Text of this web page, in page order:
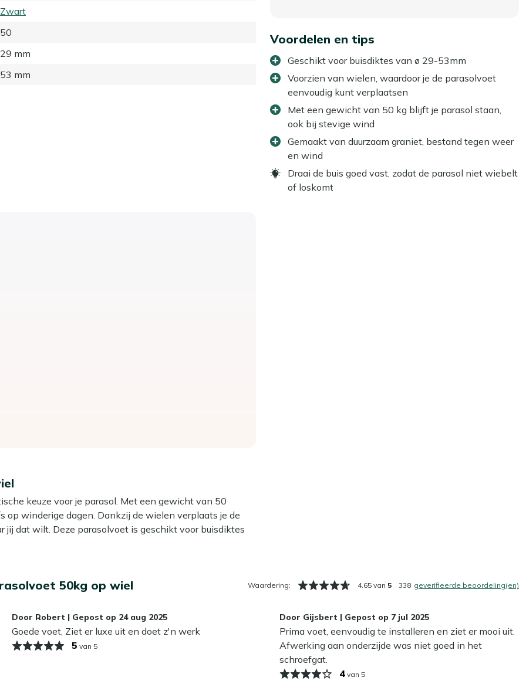
Zwart
50
29 mm
53 mm
Voordelen en tips
Geschikt voor buisdiktes van ø 29-53mm
Voorzien van wielen, waardoor je de parasolvoet
eenvoudig kunt verplaatsen
Met een gewicht van 50 kg blijft je parasol staan,
ook bij stevige wind
Gemaakt van duurzaam graniet, bestand tegen weer
en wind
Draai de buis goed vast, zodat de parasol niet wiebelt
of loskomt
keuze voor je parasol. Met een gewicht van 50
winderige dagen. Dankzij de wielen verplaats je de
jij dat wilt. Deze parasolvoet is geschikt voor buisdiktes
dat bestand is tegen alle weersomstandigheden en
voet de nodige stabiliteit voor je parasol. Hierdoor blijft
van een RVS houder die geschikt is voor buisdiktes
50kg op wiel Waardering: 4.65 van 5 338 geverifieerde beoordeling(en)
Door Robert | Gepost op 24 aug 2025
Goede voet, Ziet er luxe uit en doet z'n werk
5 van 5
Door Gijsbert | Gepost op 7 jul 2025
Prima voet, eenvoudig te installeren en ziet er mooi uit.
Afwerking aan onderzijde was niet goed in het
schroefgat.
4 van 5